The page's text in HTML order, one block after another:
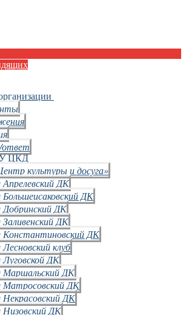
ответ
ЦКД
культуры и досуга»
ДК
ДК
Добринский ДК
ДК
Константиновский ДК
клуб
ДК
Маршальский ДК
Матросовский ДК
Некрасовский ДК
Низовский ДК